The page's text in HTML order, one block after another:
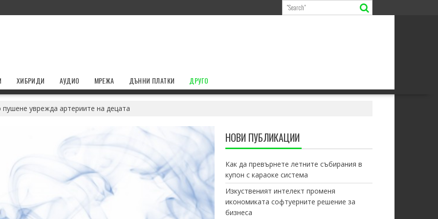
ХИБРИДИ АУДИО МРЕЖА ДЪННИ ПЛАТКИ ДРУГО
пушене уврежда артериите на децата
НОВИ ПУБЛИКАЦИИ
Как да превърнете летните събирания в
купон с караоке система
Изкуственият интелект променя
икономиката софтуерните решение за
бизнеса